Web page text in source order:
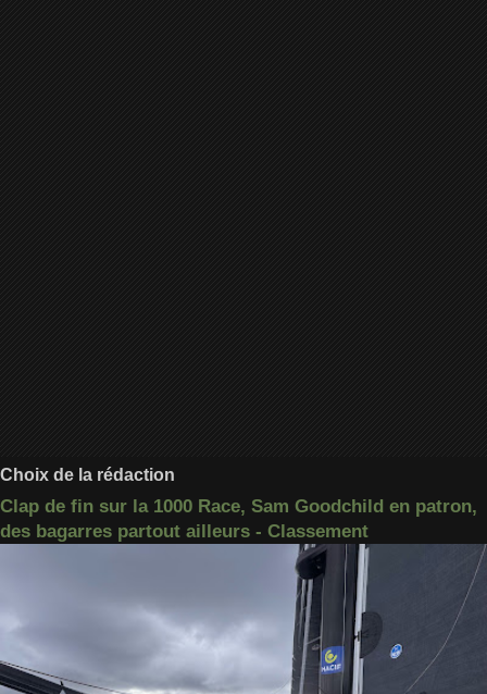
Choix de la rédaction
Clap de fin sur la 1000 Race, Sam Goodchild en patron,
des bagarres partout ailleurs - Classement